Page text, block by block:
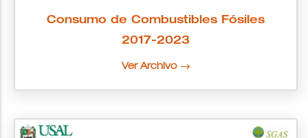
Consumo de Combustibles Fósiles
2017-2023
Ver Archivo